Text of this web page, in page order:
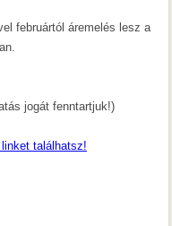
februártól áremelés lesz a
jogát fenntartjuk!)
találhatsz!